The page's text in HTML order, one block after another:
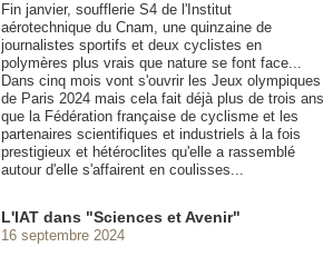
Fin janvier, soufflerie S4 de l'Institut
aérotechnique du Cnam, une quinzaine de
journalistes sportifs et deux cyclistes en
polymères plus vrais que nature se font face...
Dans cinq mois vont s'ouvrir les Jeux olympiques
de Paris 2024 mais cela fait déjà plus de trois ans
que la Fédération française de cyclisme et les
partenaires scientifiques et industriels à la fois
prestigieux et hétéroclites qu'elle a rassemblé
autour d'elle s'affairent en coulisses...
L'IAT dans "Sciences et Avenir"
16 septembre 2024